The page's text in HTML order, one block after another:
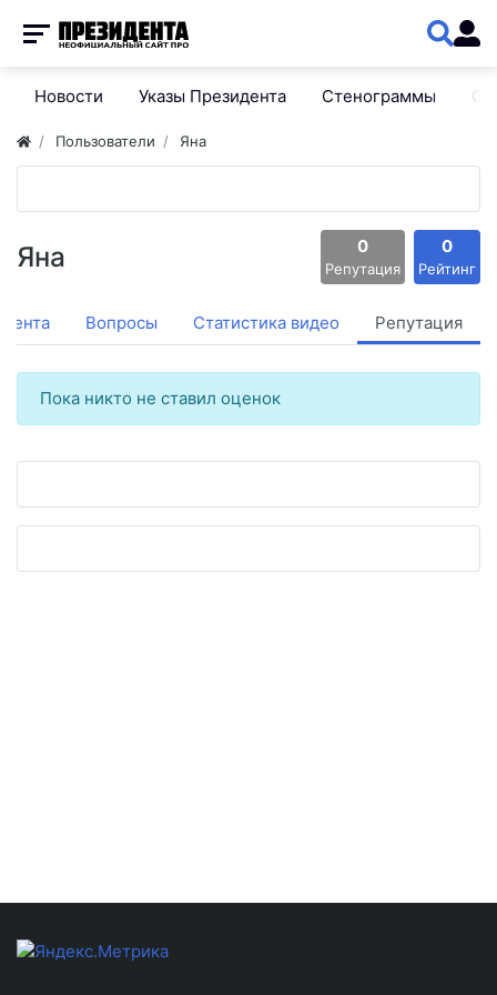
Новости Указы Президента Стенограммы
Пользователи Яна
Яна 0
Репутация
0
Рейтинг
Лента Вопросы Статистика видео Репутация
Пока никто не ставил оценок